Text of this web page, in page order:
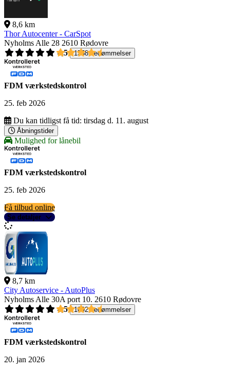
8,6 km
Thor Autocenter - CarSpot
Nyholms Alle 28 2610 Rødovre
4,5
1558 bedømmelser
FDM værkstedskontrol
25. feb 2026
Du kan tidligst få tid: tirsdag d. 11. august
Åbningstider
Mulighed for lånebil
FDM værkstedskontrol
25. feb 2026
Få tilbud online
Se detaljer
8,7 km
City Autoservice - AutoPlus
Nyholms Alle 30A port 10. 2610 Rødovre
4,5
1092 bedømmelser
FDM værkstedskontrol
20. jan 2026